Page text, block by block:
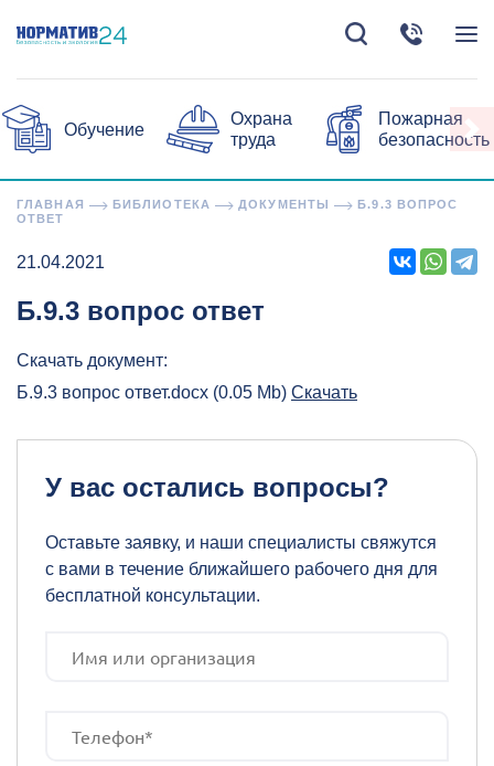
Обучение
Охрана
труда
Пожарная
безопасность
ГЛАВНАЯ БИБЛИОТЕКА ДОКУМЕНТЫ
Б.9.3 ВОПРОС
ОТВЕТ
21.04.2021
Б.9.3 вопрос ответ
Скачать документ:
Б.9.3 вопрос ответ.docx (0.05 Mb) Скачать
У вас остались вопросы?
Оставьте заявку, и наши специалисты свяжутся
с вами в течение ближайшего рабочего дня для
бесплатной консультации.